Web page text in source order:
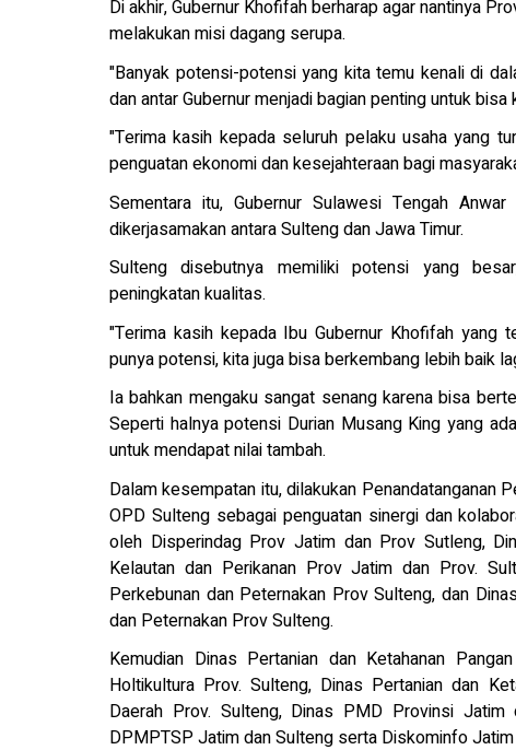
Di akhir, Gubernur Khofifah berharap agar nantinya
melakukan misi dagang serupa.
"Banyak potensi-potensi yang kita temu kenali di
dan antar Gubernur menjadi bagian penting untuk
"Terima kasih kepada seluruh pelaku usaha yang
penguatan ekonomi dan kesejahteraan bagi
Sementara itu, Gubernur Sulawesi Tengah
dikerjasamakan antara Sulteng dan Jawa Timur.
Sulteng disebutnya memiliki potensi yang
peningkatan kualitas.
"Terima kasih kepada Ibu Gubernur Khofifah yang
punya potensi, kita juga bisa berkembang lebih baik
Ia bahkan mengaku sangat senang karena bisa
Seperti halnya potensi Durian Musang King yang
untuk mendapat nilai tambah.
Dalam kesempatan itu, dilakukan Penandatanganan
OPD Sulteng sebagai penguatan sinergi dan
oleh Disperindag Prov Jatim dan Prov Sutleng,
Kelautan dan Perikanan Prov Jatim dan Prov.
Perkebunan dan Peternakan Prov Sulteng, dan
dan Peternakan Prov Sulteng.
Kemudian Dinas Pertanian dan Ketahanan
Holtikultura Prov. Sulteng, Dinas Pertanian dan
Daerah Prov. Sulteng, Dinas PMD Provinsi
DPMPTSP Jatim dan Sulteng serta Diskominfo